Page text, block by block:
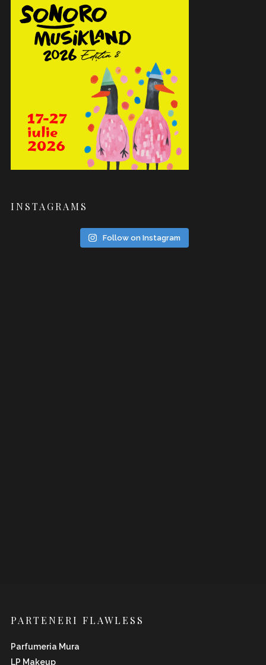
INSTAGRAMS
Follow on Instagram
PARTENERI FLAWLESS
Parfumeria Mura
LP Makeup